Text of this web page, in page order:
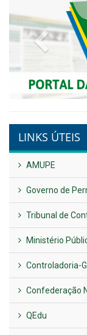
LINKS ÚTEIS
AMUPE
Governo de
Tribunal de
Ministério
Controladoria-
Confederação
QEdu